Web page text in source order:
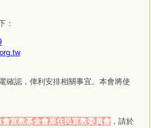
：
確認，俾利安排相關事宜。本會將使
宣教基金會原住民宣教委員會 ，請於